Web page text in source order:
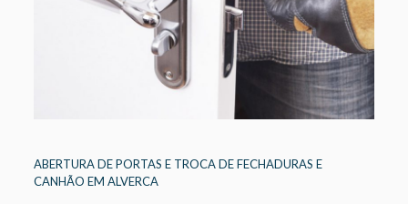
ABERTURA DE PORTAS E TROCA DE FECHADURAS E
CANHÃO EM ALVERCA